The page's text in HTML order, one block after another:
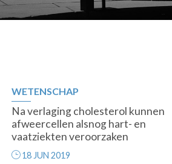
WETENSCHAP
Na verlaging cholesterol kunnen
afweercellen alsnog hart- en
vaatziekten veroorzaken
18 JUN 2019